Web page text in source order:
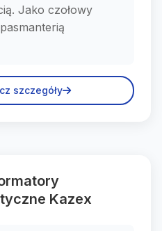
Jako czołowy
szczegóły
Kazex